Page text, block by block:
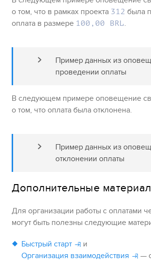
о том, что в рамках проекта 312 была
оплата в размере 100,00 BRL.
Пример данных из
проведении оплаты
В следующем примере оповещение
о том, что оплата была отклонена.
Пример данных из
отклонении оплаты
Дополнительные
Для организации работы с оплатами
могут быть полезны следующие
Быстрый старт
и
Организация взаимодействия
—